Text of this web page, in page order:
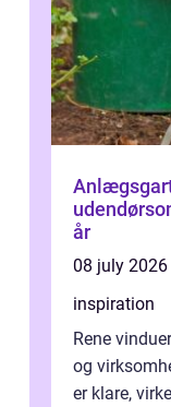
Anlægsgartner
år
08 july 2026
inspiration
Rene
og
er klare,